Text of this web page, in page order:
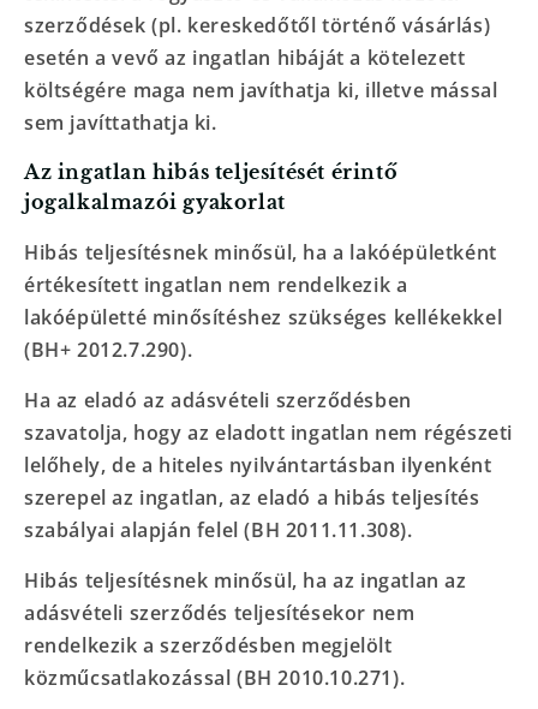
szerződések (pl. kereskedőtől történő vásárlás)
esetén a vevő az ingatlan hibáját a kötelezett
költségére maga nem javíthatja ki, illetve mással
sem javíttathatja ki.
Az ingatlan hibás teljesítését érintő
jogalkalmazói gyakorlat
Hibás teljesítésnek minősül, ha a lakóépületként
értékesített ingatlan nem rendelkezik a
lakóépületté minősítéshez szükséges kellékekkel
(BH+ 2012.7.290).
Ha az eladó az adásvételi szerződésben
szavatolja, hogy az eladott ingatlan nem régészeti
lelőhely, de a hiteles nyilvántartásban ilyenként
szerepel az ingatlan, az eladó a hibás teljesítés
szabályai alapján felel (BH 2011.11.308).
Hibás teljesítésnek minősül, ha az ingatlan az
adásvételi szerződés teljesítésekor nem
rendelkezik a szerződésben megjelölt
közműcsatlakozással (BH 2010.10.271).